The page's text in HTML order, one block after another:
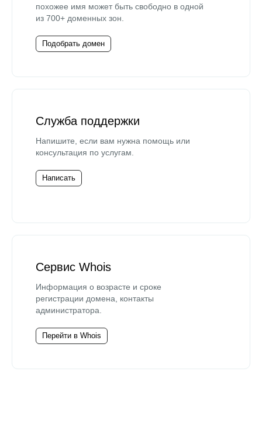
похожее имя может быть свободно в одной
из 700+ доменных зон.
Подобрать домен
Служба поддержки
Напишите, если вам нужна помощь или
консультация по услугам.
Написать
Сервис Whois
Информация о возрасте и сроке
регистрации домена, контакты
администратора.
Перейти в Whois